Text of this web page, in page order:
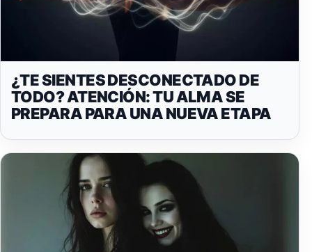
¿TE SIENTES DESCONECTADO DE
TODO? ATENCIÓN: TU ALMA SE
PREPARA PARA UNA NUEVA ETAPA